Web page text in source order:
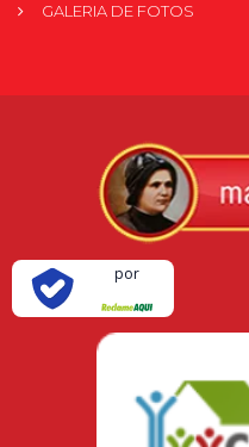
GALERIA DE FOTOS
por